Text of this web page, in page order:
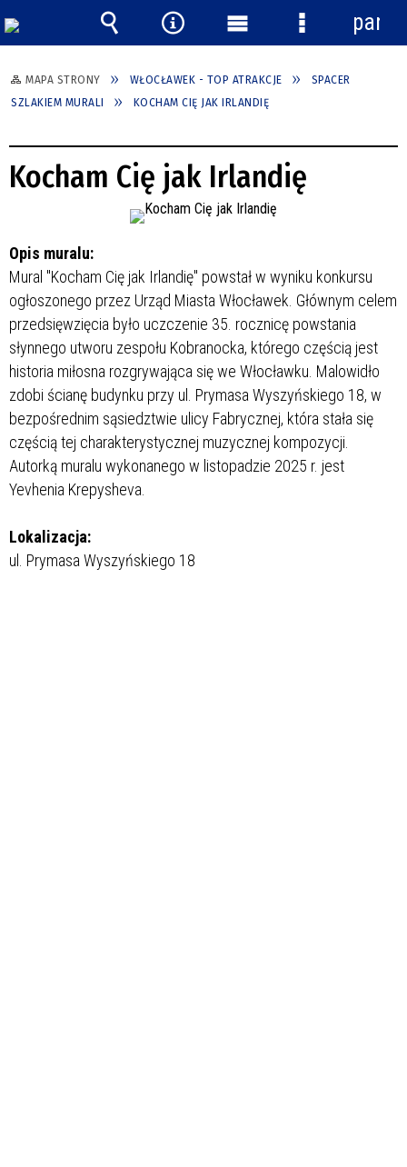
MAPA STRONY WŁOCŁAWEK - TOP ATRAKCJE
SPACER
SZLAKIEM MURALI
KOCHAM CIĘ JAK IRLANDIĘ
Kocham Cię jak Irlandię
Opis muralu:
Mural "Kocham Cię jak Irlandię" powstał w wyniku konkursu
ogłoszonego przez Urząd Miasta Włocławek. Głównym celem
przedsięwzięcia było uczczenie 35. rocznicę powstania
słynnego utworu zespołu Kobranocka, którego częścią jest
historia miłosna rozgrywająca się we Włocławku. Malowidło
zdobi ścianę budynku przy ul. Prymasa Wyszyńskiego 18, w
bezpośrednim sąsiedztwie ulicy Fabrycznej, która stała się
częścią tej charakterystycznej muzycznej kompozycji.
Autorką muralu wykonanego w listopadzie 2025 r. jest
Yevhenia Krepysheva.
Lokalizacja:
ul. Prymasa Wyszyńskiego 18
Wyszukiwarka
Narzędzia
Menu
główne
Menu
szczegółowe
panel